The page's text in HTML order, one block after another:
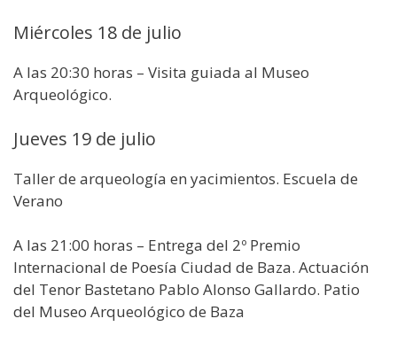
Miércoles 18 de julio
A las 20:30 horas – Visita guiada al Museo
Arqueológico.
Jueves 19 de julio
Taller de arqueología en yacimientos. Escuela de
Verano
A las 21:00 horas – Entrega del 2º Premio
Internacional de Poesía Ciudad de Baza. Actuación
del Tenor Bastetano Pablo Alonso Gallardo. Patio
del Museo Arqueológico de Baza